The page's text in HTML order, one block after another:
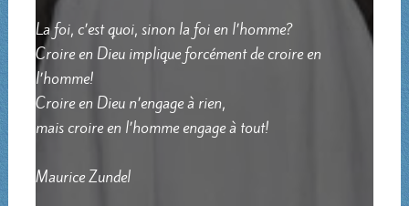
La foi, c’est quoi, sinon la foi en l’homme?
Croire en Dieu implique forcément de croire en
l’homme!
Croire en Dieu n’engage à rien,
mais croire en l’homme engage à tout!
Maurice Zundel